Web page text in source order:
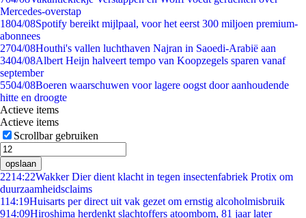
Mercedes-overstap
1804/08Spotify bereikt mijlpaal, voor het eerst 300 miljoen premium-
abonnees
2704/08Houthi's vallen luchthaven Najran in Saoedi-Arabië aan
3404/08Albert Heijn halveert tempo van Koopzegels sparen vanaf
september
5504/08Boeren waarschuwen voor lagere oogst door aanhoudende
hitte en droogte
Actieve items
Actieve items
Scrollbar gebruiken
opslaan
2214:22Wakker Dier dient klacht in tegen insectenfabriek Protix om
duurzaamheidsclaims
114:19Huisarts per direct uit vak gezet om ernstig alcoholmisbruik
914:09Hiroshima herdenkt slachtoffers atoombom, 81 jaar later